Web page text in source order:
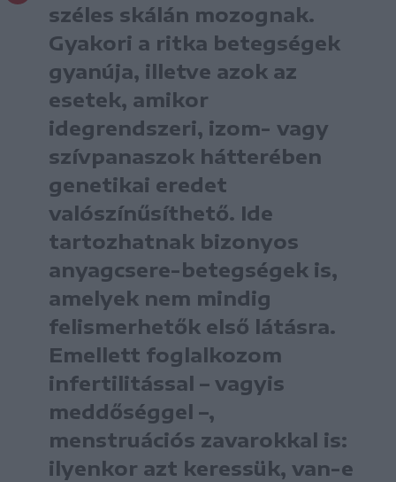
széles skálán mozognak.
Gyakori a ritka betegségek
gyanúja, illetve azok az
esetek, amikor
idegrendszeri, izom- vagy
szívpanaszok hátterében
genetikai eredet
valószínűsíthető. Ide
tartozhatnak bizonyos
anyagcsere-betegségek is,
amelyek nem mindig
felismerhetők első látásra.
Emellett foglalkozom
infertilitással – vagyis
meddőséggel –,
menstruációs zavarokkal is:
ilyenkor azt keressük, van-e